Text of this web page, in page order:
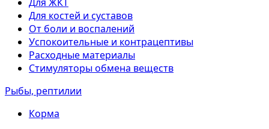
Для костей и суставов
От боли и воспалений
Успокоительные и контрацептивы
Расходные материалы
Стимуляторы обмена веществ
Рыбы, рептилии
Корма